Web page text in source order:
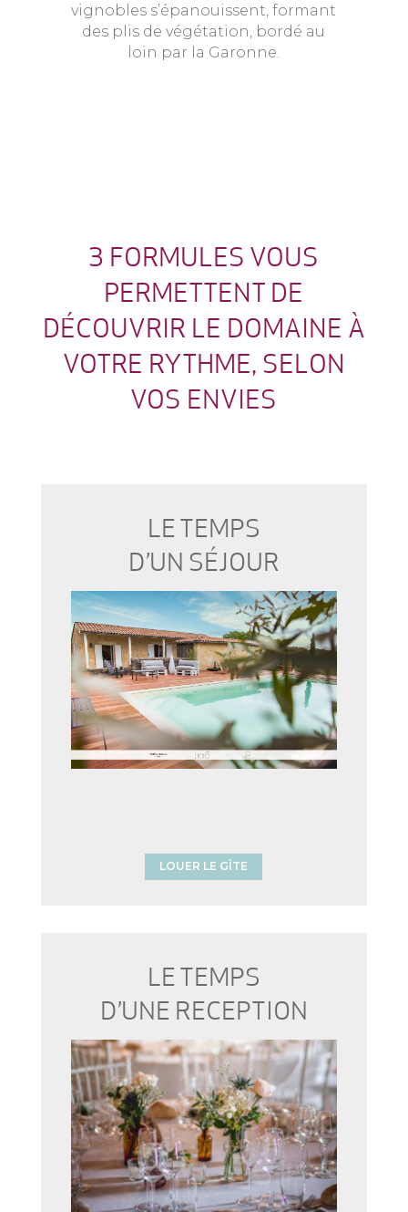
vignobles s’épanouissent, formant
des plis de végétation, bordé au
loin par la Garonne.
3 FORMULES VOUS
PERMETTENT DE
DÉCOUVRIR LE DOMAINE À
VOTRE RYTHME, SELON
VOS ENVIES
LE TEMPS
D’UN SÉJOUR
LOUER LE GÎTE
LE TEMPS
D’UNE RECEPTION